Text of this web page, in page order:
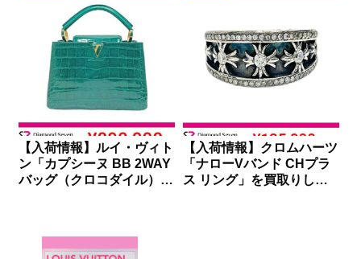
【入荷情報】ルイ・ヴィト
ン「カプシーヌ BB 2WAY
バッグ（クロコダイル）」
【入荷情報】クロムハーツ
「ナローVバンド CHプラ
ス リング」を買取りしま